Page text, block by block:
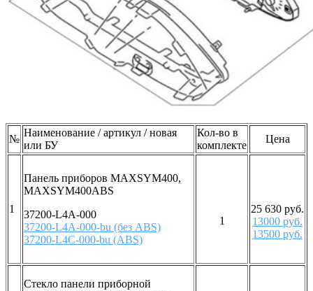
№
Наименование / артикул / новая
или БУ
Кол-во в
комплекте
Цена
1
Панель приборов MAXSYM400,
MAXSYM400ABS
37200-L4A-000
37200-L4A-000-bu (без ABS)
37200-L4C-000-bu (ABS)
1
25 630 руб.
13000 руб.
13500 руб.
Стекло панели приборной